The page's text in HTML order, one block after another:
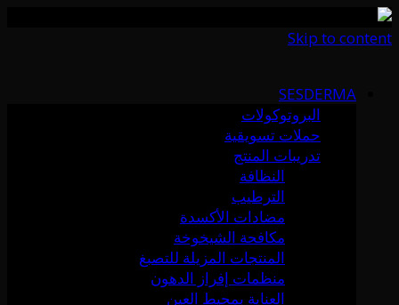
Skip to content
SESDERMA
البروتوكولات
حملات تسويقية
تدريبات المنتج
النظافة
الترطيب
مضادات الأكسدة
مكافحة الشيخوخة
المنتجات المزيلة للتصبغ
منظمات إفراز الدهون
العناية بمحيط العين